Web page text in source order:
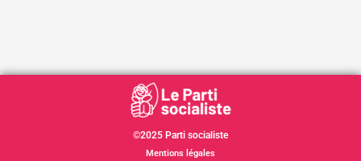
©2025 Parti socialiste
Mentions légales